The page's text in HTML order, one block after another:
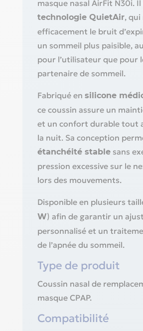
masque nasal AirFit N30i.
technologie QuietAir, qui
efficacement le bruit
un sommeil plus paisible,
pour l’utilisateur que pour
partenaire de sommeil.
Fabriqué en silicone
ce coussin assure un
et un confort durable tout
la nuit. Sa conception
étanchéité stablesans
pression excessive sur le
lors des mouvements.
Disponible en plusieurs
W) afin de garantir un
personnalisé et un
de l’apnée du sommeil.
Type de produit
Coussin nasal de
masque CPAP.
Compatibilité